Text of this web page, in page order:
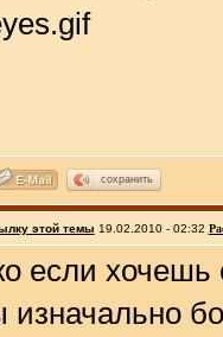
сохранить
этой темы 19.02.2010 - 02:32
если
изначально